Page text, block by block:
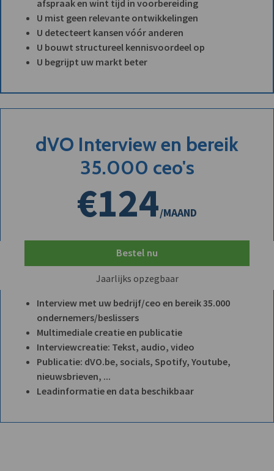
afspraak en wint tijd in voorbereiding
U mist geen relevante ontwikkelingen
U detecteert kansen vóór anderen
U bouwt structureel kennisvoordeel op
U begrijpt uw markt beter
dVO Interview en bereik
35.000 ceo's
€124/MAAND
Bestel nu
Jaarlijks opzegbaar
Interview met uw bedrijf/ceo en bereik 35.000
ondernemers/beslissers
Multimediale creatie en publicatie
Interviewcreatie: Tekst, audio, video
Publicatie: dVO.be, socials, Spotify, Youtube,
nieuwsbrieven, ...
Leadinformatie en data beschikbaar